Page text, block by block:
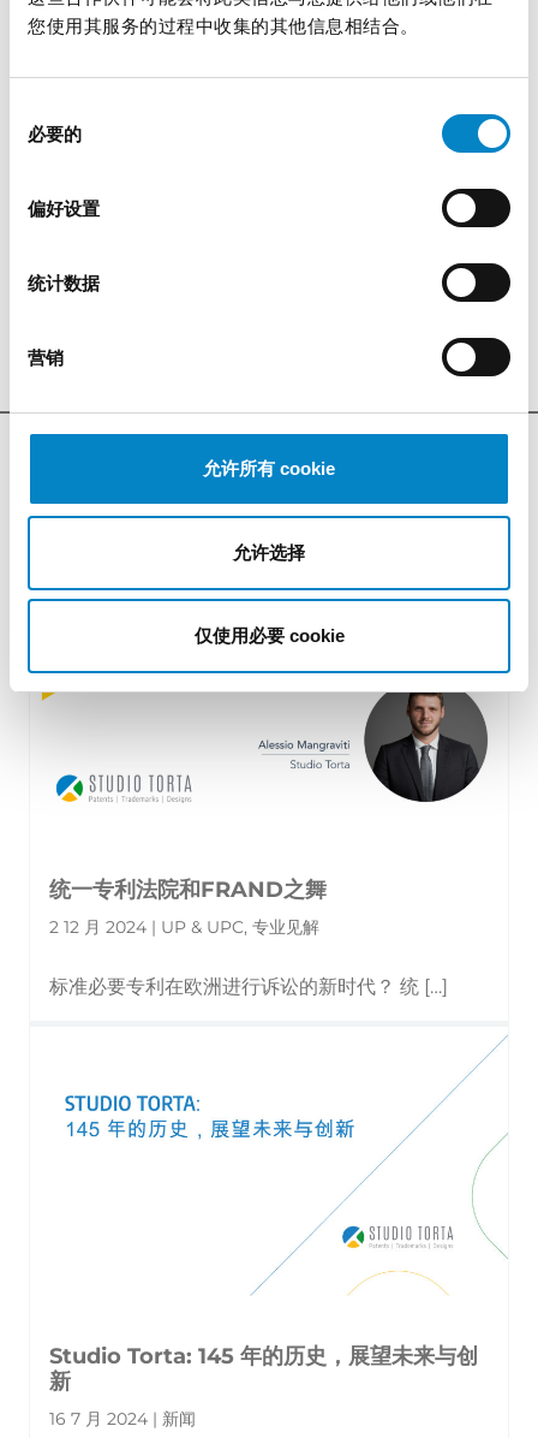
您使用其服务的过程中收集的其他信息相结合。
必要的
偏好设置
统计数据
营销
允许所有 cookie
允许选择
仅使用必要 cookie
事实上，在提交申请以后，当局会进行形式审查，
点，当局将做出决定，该决定可以在接下来的两个
总体而言，该过程预计持续不超过24个月，在任
我们的代理人团体非常高兴可以提供更多您所需要
最新消息
统一专利法院和FRAND之舞
2 12 月 2024 | UP & UPC, 专业见解
标准必要专利在欧洲进行诉讼的新时代？ 统 […]
Studio Torta: 145 年的历史，展望未来与创
新
16 7 月 2024 | 新闻